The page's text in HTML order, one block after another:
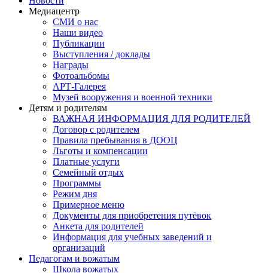
Медиацентр
СМИ о нас
Наши видео
Публикации
Выступления / доклады
Награды
Фотоальбомы
АРТ-Галерея
Музей вооружения и военной техники
Детям и родителям
ВАЖНАЯ ИНФОРМАЦИЯ ДЛЯ РОДИТЕЛЕЙ
Договор с родителем
Правила пребывания в ДООЦ
Льготы и компенсации
Платные услуги
Семейный отдых
Программы
Режим дня
Примерное меню
Документы для приобретения путёвок
Анкета для родителей
Информация для учебных заведений и
организаций
Педагогам и вожатым
Школа вожатых